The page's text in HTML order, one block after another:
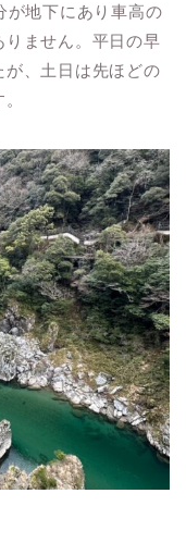
が地下にあり車高の
ません。平日の早
、土日は先ほどの